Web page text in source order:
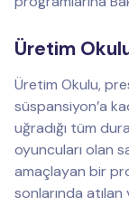
Üretim
Üretim Okulu,
süspansiyon’a
uğradığı tüm
oyuncuları olan
amaçlayan bir
sonlarında